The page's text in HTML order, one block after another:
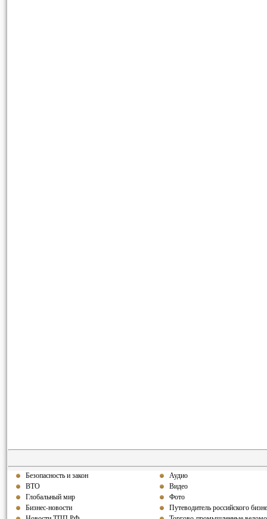
Безопасность и закон
ВТО
Глобальный мир
Бизнес-новости
Аудио
Видео
Фото
Путеводитель российского